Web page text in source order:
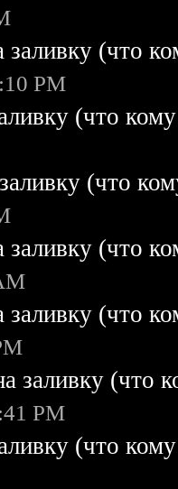
заливку (что
PM
(что
(что
заливку (что
заливку (что
заливку (что
PM
(что